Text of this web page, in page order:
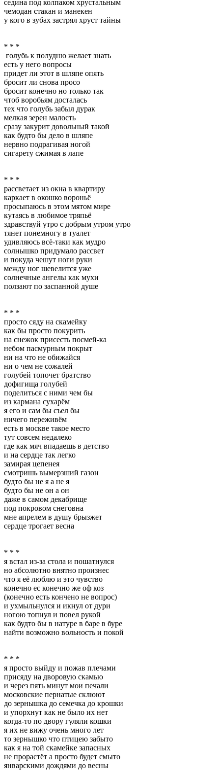
седина под колпаком хрустальным
чемодан стакан и манекен
у кого в зубах застрял хруст тайны
* * *
голубь к полудню желает знать
есть у него вопросы
придет ли этот в шляпе опять
бросит ли снова просо
бросит конечно но только так
чтоб воробьям досталась
тех что голубь забыл дурак
мелкая зерен малость
сразу закурит довольный такой
как будто бы дело в шляпе
нервно подрагивая ногой
сигарету сжимая в лапе
* * *
рассветает из окна в квартиру
каркает в окошко вороньё
просыпаюсь в этом мятом мире
кутаясь в любимое тряпьё
здравствуй утро с добрым утром утро
тянет понемногу в туалет
удивляюсь всё-таки как мудро
солнышко придумало рассвет
и покуда чешут ноги руки
между ног шевелится уже
солнечные ангелы как мухи
ползают по заспанной душе
* * *
просто сяду на скамейку
как бы просто покурить
на снежок присесть посмей-ка
небом пасмурным покрыт
ни на что не обижайся
ни о чем не сожалей
голубей топочет братство
дофигища голубей
поделиться с ними чем бы
из кармана сухарём
я его и сам бы съел бы
ничего переживём
есть в москве такое место
тут совсем недалеко
где как мяч впадаешь в детство
и на сердце так легко
замирая цепенея
смотришь вымерзший газон
будто бы не я а не я
будто бы не он а он
даже в самом декабрище
под покровом снеговна
мне апрелем в душу брызжет
сердце трогает весна
* * *
я встал из-за стола и пошатнулся
но абсолютно внятно произнес
что я её люблю и это чувство
конечно ес конечно же оф коз
(конечно есть кончено не вопрос)
и ухмыльнулся и икнул от дури
ногою топнул и повел рукой
как будто бы в натуре в баре в буре
найти возможно вольность и покой
* * *
я просто выйду и пожав плечами
присяду на дворовую скамью
и через пять минут мои печали
московские пернатые склюют
до зернышка до семечка до крошки
и упорхнут как не было их нет
когда-то по двору гуляли кошки
я их не вижу очень много лет
то зернышко что птицею забыто
как я на той скамейке запасных
не прорастёт а просто будет смыто
январскими дождями до весны